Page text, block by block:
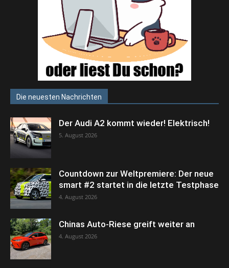
Die neuesten Nachrichten
Der Audi A2 kommt wieder! Elektrisch!
5. August 2026
Countdown zur Weltpremiere: Der neue
smart #2 startet in die letzte Testphase
4. August 2026
Chinas Auto-Riese greift weiter an
4. August 2026